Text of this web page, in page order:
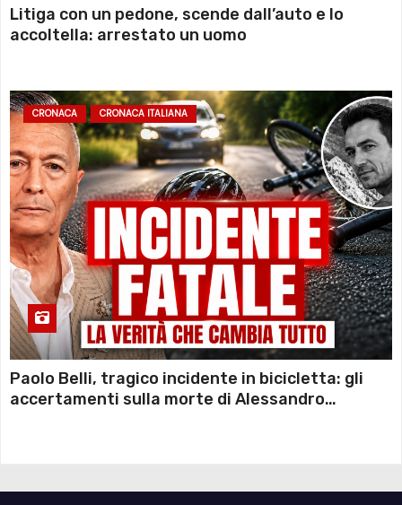
Litiga con un pedone, scende dall’auto e lo
accoltella: arrestato un uomo
CRONACA CRONACA ITALIANA
Paolo Belli, tragico incidente in bicicletta: gli
accertamenti sulla morte di Alessandro